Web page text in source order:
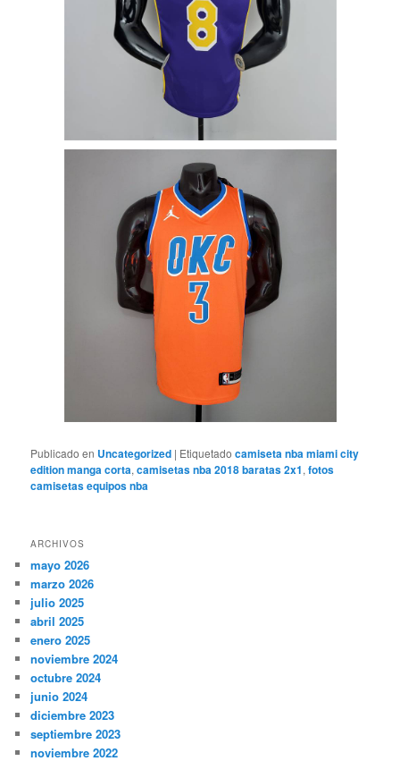
Publicado en Uncategorized | Etiquetado camiseta nba miami city
edition manga corta,camisetas nba 2018 baratas 2x1,fotos
camisetas equipos nba
ARCHIVOS
mayo 2026
marzo 2026
julio 2025
abril 2025
enero 2025
noviembre 2024
octubre 2024
junio 2024
diciembre 2023
septiembre 2023
noviembre 2022